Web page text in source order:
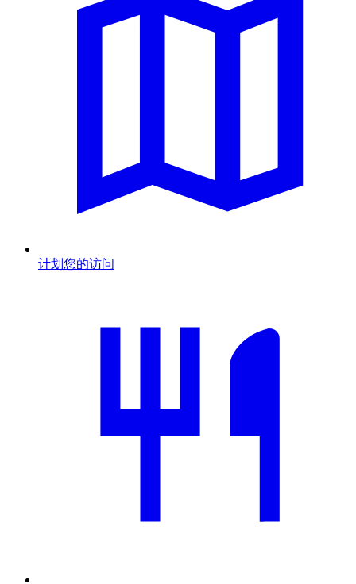
计划您的访问